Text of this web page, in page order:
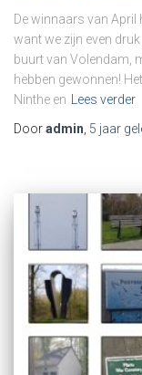
De winnaars van April
want we zijn even
buurt van Volendam,
hebben gewonnen!
Ninthe en
Lees verder
Dooradmin 5 jaar